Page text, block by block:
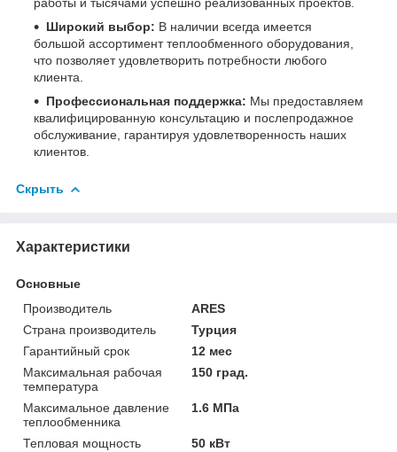
Широкий выбор: В наличии всегда имеется
большой ассортимент теплообменного оборудования,
что позволяет удовлетворить потребности любого
клиента.
Профессиональная поддержка: Мы предоставляем
квалифицированную консультацию и послепродажное
обслуживание, гарантируя удовлетворенность наших
клиентов.
Скрыть
Характеристики
Основные
Производитель
ARES
Страна производитель
Турция
Гарантийный срок
12 мес
Максимальная рабочая
температура
150 град.
Максимальное давление
теплообменника
1.6 МПа
Тепловая мощность
50 кВт